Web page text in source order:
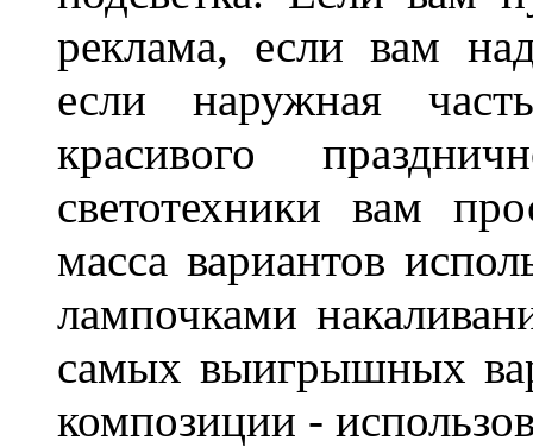
реклама, если вам
если наружная
красивого
светотехники вам
масса вариантов
лампочками
самых выигрышных
композиции -